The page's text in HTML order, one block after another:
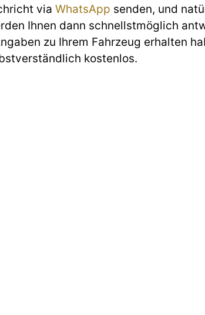
via WhatsApp senden, und
Ihnen dann schnellstmöglich
zu Ihrem Fahrzeug erhalten
kostenlos.